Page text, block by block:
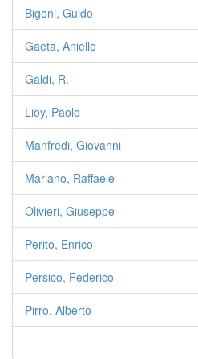
Bigoni, Guido
Gaeta, Aniello
Galdi, R.
Lioy, Paolo
Manfredi, Giovanni
Mariano, Raffaele
Olivieri, Giuseppe
Perito, Enrico
Persico, Federico
Pirro, Alberto